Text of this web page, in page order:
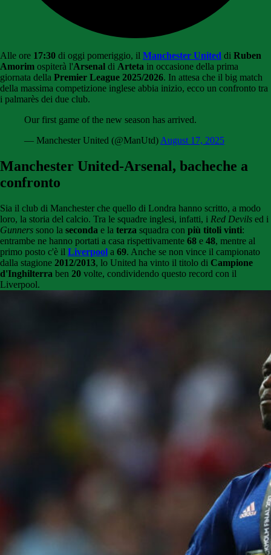
Alle ore 17:30 di oggi pomeriggio, il Manchester United di Ruben
Amorim ospiterà l'Arsenal di Arteta in occasione della prima
giornata della Premier League 2025/2026. In attesa che il big match
della massima competizione inglese abbia inizio, ecco un confronto tra
i palmarès dei due club.
Our first game of the new season has arrived.
— Manchester United (@ManUtd)August 17, 2025
Manchester United-Arsenal, bacheche a
confronto
Sia il club di Manchester che quello di Londra hanno scritto, a modo
loro, la storia del calcio. Tra le squadre inglesi, infatti, i Red Devils ed i
Gunners sono la seconda e la terza squadra con più titoli vinti:
entrambe ne hanno portati a casa rispettivamente 68 e 48, mentre al
primo posto c'è il Liverpool a 69. Anche se non vince il campionato
dalla stagione 2012/2013, lo United ha vinto il titolo di Campione
d'Inghilterra ben 20 volte, condividendo questo record con il
Liverpool.